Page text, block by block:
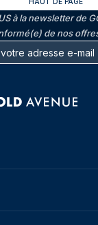
à la newsletter de
de nos